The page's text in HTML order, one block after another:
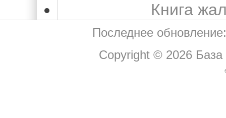
Книга
Последнее
Copyright © 2026 База